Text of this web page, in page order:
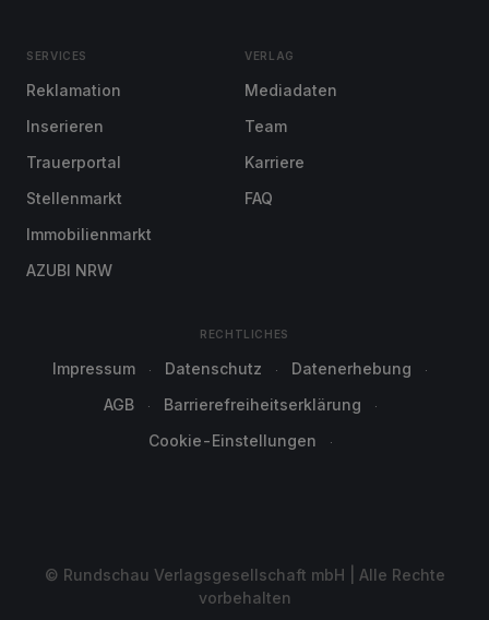
SERVICES
Reklamation
Inserieren
Trauerportal
Stellenmarkt
Immobilienmarkt
AZUBI NRW
VERLAG
Mediadaten
Team
Karriere
FAQ
RECHTLICHES
Impressum Datenschutz
Datenerhebung
AGB
Barrierefreiheitserklärung
Cookie-Einstellungen
© Rundschau Verlagsgesellschaft mbH | Alle Rechte
vorbehalten